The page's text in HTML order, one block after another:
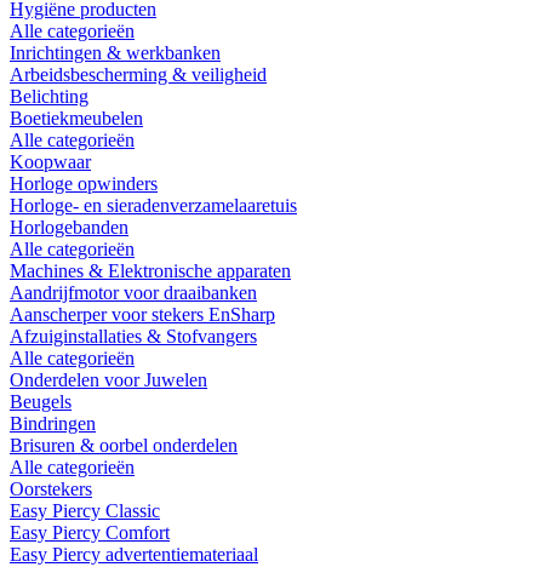
Hygiëne producten
Alle categorieën
Inrichtingen & werkbanken
Arbeidsbescherming & veiligheid
Belichting
Boetiekmeubelen
Alle categorieën
Koopwaar
Horloge opwinders
Horloge- en sieradenverzamelaaretuis
Horlogebanden
Alle categorieën
Machines & Elektronische apparaten
Aandrijfmotor voor draaibanken
Aanscherper voor stekers EnSharp
Afzuiginstallaties & Stofvangers
Alle categorieën
Onderdelen voor Juwelen
Beugels
Bindringen
Brisuren & oorbel onderdelen
Alle categorieën
Oorstekers
Easy Piercy Classic
Easy Piercy Comfort
Easy Piercy advertentiemateriaal